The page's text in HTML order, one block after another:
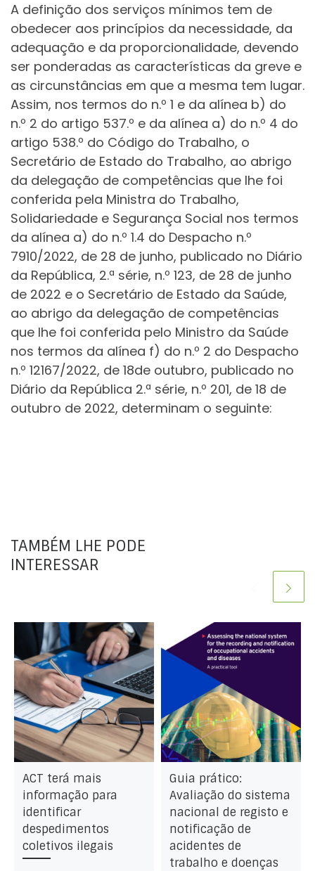
A definição dos serviços mínimos tem de
obedecer aos princípios da necessidade, da
adequação e da proporcionalidade, devendo
ser ponderadas as características da greve e
as circunstâncias em que a mesma tem lugar.
Assim, nos termos do n.º 1 e da alínea b) do
n.º 2 do artigo 537.º e da alínea a) do n.º 4 do
artigo 538.º do Código do Trabalho, o
Secretário de Estado do Trabalho, ao abrigo
da delegação de competências que lhe foi
conferida pela Ministra do Trabalho,
Solidariedade e Segurança Social nos termos
da alínea a) do n.º 1.4 do Despacho n.º
7910/2022, de 28 de junho, publicado no Diário
da República, 2.ª série, n.º 123, de 28 de junho
de 2022 e o Secretário de Estado da Saúde,
ao abrigo da delegação de competências
que lhe foi conferida pelo Ministro da Saúde
nos termos da alínea f) do n.º 2 do Despacho
n.º 12167/2022, de 18de outubro, publicado no
Diário da República 2.ª série, n.º 201, de 18 de
outubro de 2022, determinam o seguinte:
TAMBÉM LHE PODE
INTERESSAR
ACT terá mais
informação para
identificar
despedimentos
coletivos ilegais
Guia prático:
Avaliação do sistema
nacional de registo e
notificação de
acidentes de
trabalho e doenças